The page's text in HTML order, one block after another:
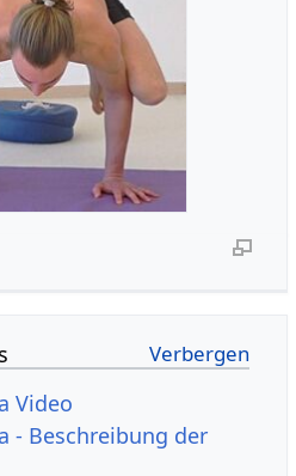
Video
- Beschreibung der